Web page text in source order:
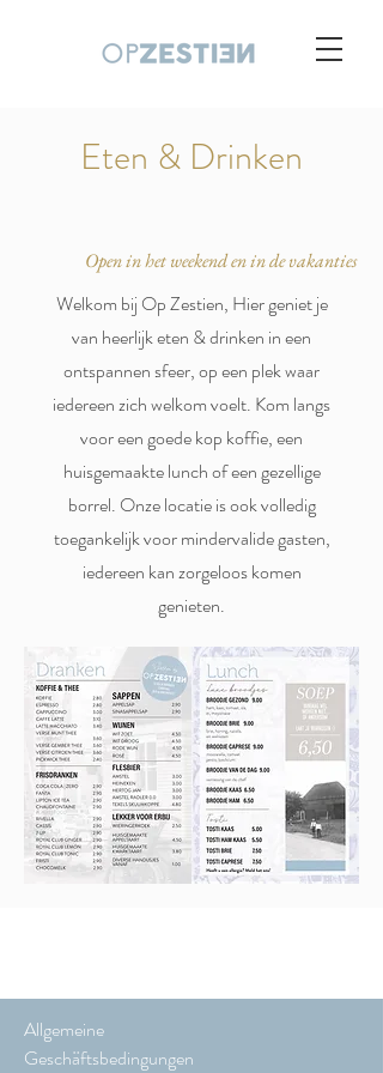
Eten & Drinken
Open in het weekend en in de vakanties
Welkom bij Op Zestien, Hier geniet je
van heerlijk eten & drinken in een
ontspannen sfeer, op een plek waar
iedereen zich welkom voelt. Kom langs
voor een goede kop koffie, een
huisgemaakte lunch of een gezellige
borrel. Onze locatie is ook volledig
toegankelijk voor mindervalide gasten,
iedereen kan zorgeloos komen
genieten.
Allgemeine
Geschäftsbedingungen